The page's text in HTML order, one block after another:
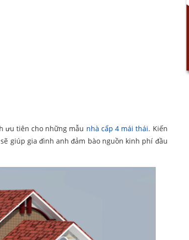
ưu tiên cho những mẫu nhà cấp 4 mái thái. Kiến
giúp gia đình anh đảm bào nguồn kinh phí đầu